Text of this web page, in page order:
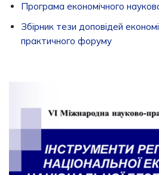
Програма економічного
Збірник тези доповідей
практичного форуму